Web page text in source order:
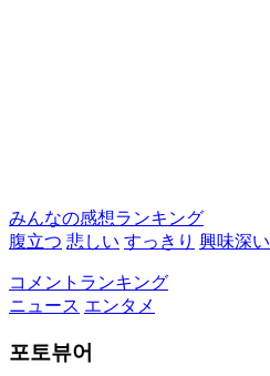
みんなの感想ランキング
腹立つ 悲しい すっきり 興味深い
コメントランキング
ニュース エンタメ
포토뷰어